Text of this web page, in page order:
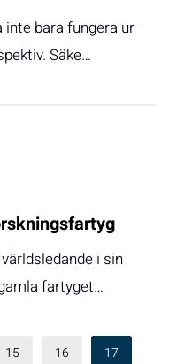
bara fungera ur
Säke…
i sin
fartyget…
15 16 17